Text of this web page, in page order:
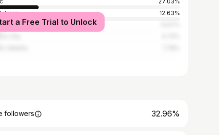
12.63%
a Free Trial to Unlock
followers 32.96%